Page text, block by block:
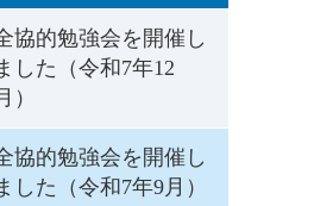
協的勉強会を開催し
した（令和7年12
）
協的勉強会を開催し
した（令和7年9月）